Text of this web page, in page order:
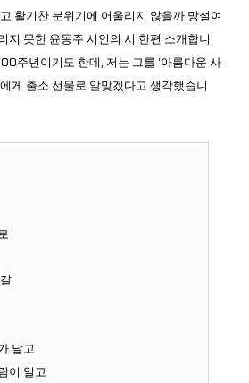
활기찬 분위기에 어울리지 않을까 망설여
지 못한 윤동주 시인의 시 한편 소개합니
주년이기도 한데, 저는 그를 ‘아름다운 사
게 출소 선물로 알맞겠다고 생각했습니
날고
이 일고